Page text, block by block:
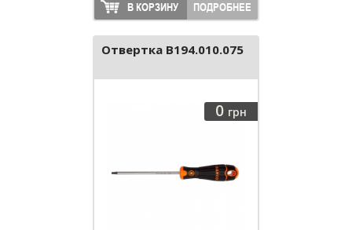
В КОРЗИНУ ПОДРОБНЕЕ
Отвертка B194.010.075
0 грн